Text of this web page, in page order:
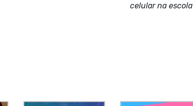
celular na escola